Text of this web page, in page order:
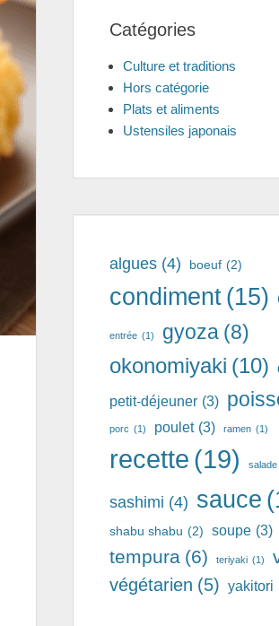
Catégories
Culture et traditions
Hors catégorie
Plats et aliments
Ustensiles japonais
algues (4) boeuf (2)
condiment(15)
entrée (1) gyoza (8)
okonomiyaki (10)
petit-déjeuner (3)
porc (1) poulet (3) ramen (1)
recette (19) salade
sashimi (4) sauce
shabu shabu (2) soupe (3)
tempura (6) teriyaki (1)
végétarien (5) yakitori